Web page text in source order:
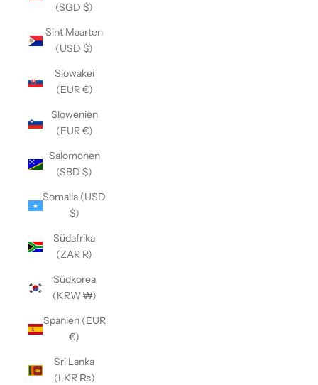
(SGD $)
Sint Maarten
(USD $)
Slowakei
(EUR €)
Slowenien
(EUR €)
Salomonen
(SBD $)
Somalia (USD
$)
Südafrika
(ZAR R)
Südkorea
(KRW ₩)
Spanien (EUR
€)
Sri Lanka
(LKR ₨)